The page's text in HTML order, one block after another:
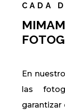
CADA
En
las
garantizar